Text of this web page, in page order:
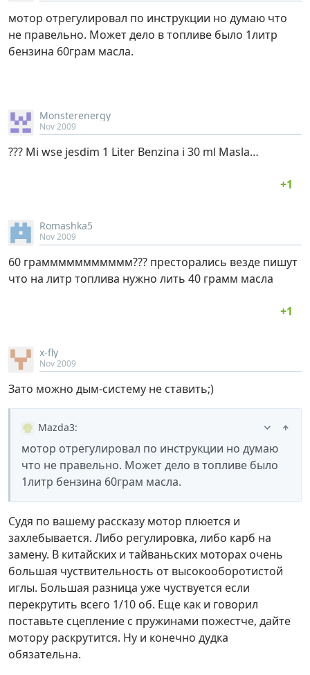
мотор отрегулировал по инструкции но думаю что
не правельно. Может дело в топливе было 1литр
бензина 60грам масла.
Monsterenergy
Nov 2009
??? Mi wse jesdim 1 Liter Benzina i 30 ml Masla…
Romashka5
Nov 2009
60 граммммммммммм??? престорались везде пишут
что на литр топлива нужно лить 40 грамм масла
x-fly
Nov 2009
Зато можно дым-систему не ставить;)
Mazda3:
мотор отрегулировал по инструкции но думаю
что не правельно. Может дело в топливе было
1литр бензина 60грам масла.
Судя по вашему рассказу мотор плюется и
захлебывается. Либо регулировка, либо карб на
замену. В китайских и тайваньских моторах очень
большая чуствительность от высокооборотистой
иглы. Большая разница уже чуствуется если
перекрутить всего 1/10 об. Еще как и говорил
поставьте сцепление с пружинами пожестче, дайте
мотору раскрутится. Ну и конечно дудка
обязательна.